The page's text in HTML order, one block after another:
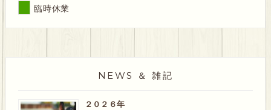
臨時休業
NEWS ＆ 雑記
２０２６年